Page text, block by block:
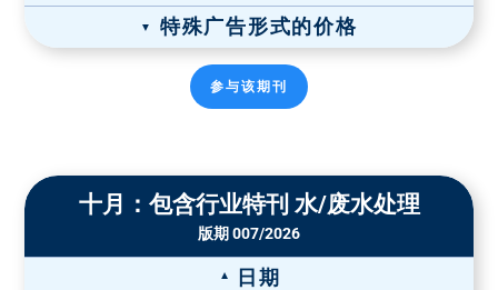
广告价格 彩色
宽×高（毫米）
*
8490 €
小型页面 5990 € 136 x 190
1/2 页 5190 €
占据2个栏目宽
特殊广告形式的价格
1/2 页彩色
封面价格： 10,188.00 欧元
装订插页-价格
最大135
6690 €
4 面
10090 €
13490 €
16890 €
参与该期刊
十月：包含行业特刊 水/废水处理
版期 007/2026
日期